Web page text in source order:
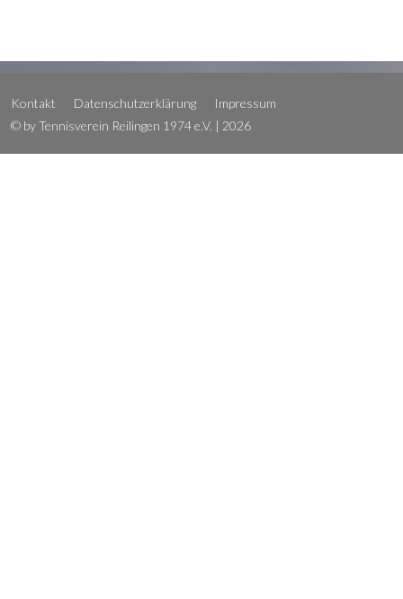
Kontakt Datenschutzerklärung
Impressum
© by Tennisverein Reilingen 1974 e.V. | 2026